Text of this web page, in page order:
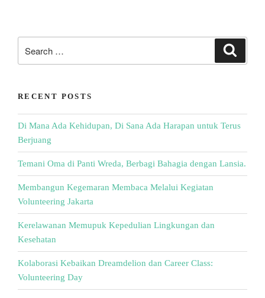
RECENT POSTS
Di Mana Ada Kehidupan, Di Sana Ada Harapan untuk Terus
Berjuang
Temani Oma di Panti Wreda, Berbagi Bahagia dengan Lansia.
Membangun Kegemaran Membaca Melalui Kegiatan
Volunteering Jakarta
Kerelawanan Memupuk Kepedulian Lingkungan dan
Kesehatan
Kolaborasi Kebaikan Dreamdelion dan Career Class:
Volunteering Day